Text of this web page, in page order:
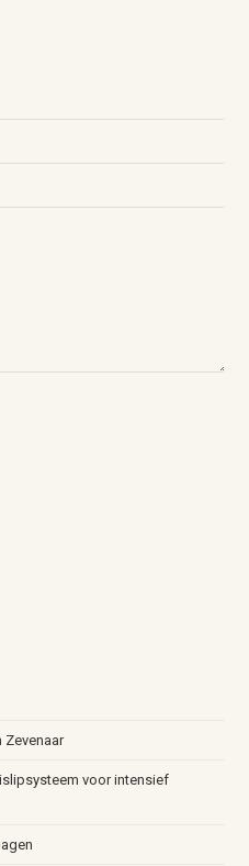
Zevenaar
voor intensief